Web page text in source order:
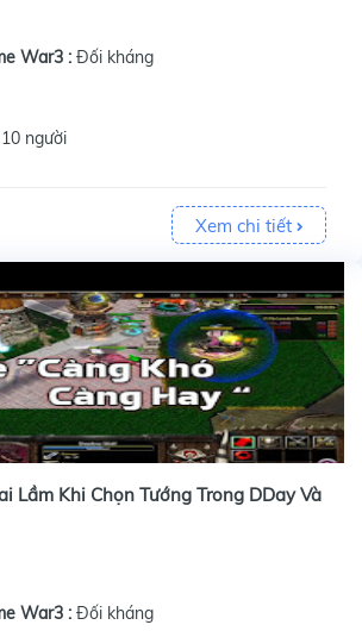
War3 : Đối kháng
người
Xem chi tiết
Lầm Khi Chọn Tướng Trong DDay Và
War3 : Đối kháng